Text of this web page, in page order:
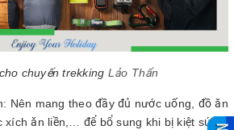
chuyến trekking Lảo Thẩn
Nên mang theo đầy đủ nước uống, đồ ăn
xích ăn liền,… để bổ sung khi bị kiệt sức).